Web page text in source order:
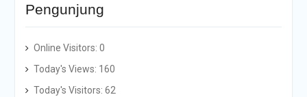
Pengunjung
Online Visitors: 0
Today's Views: 160
Today's Visitors: 62